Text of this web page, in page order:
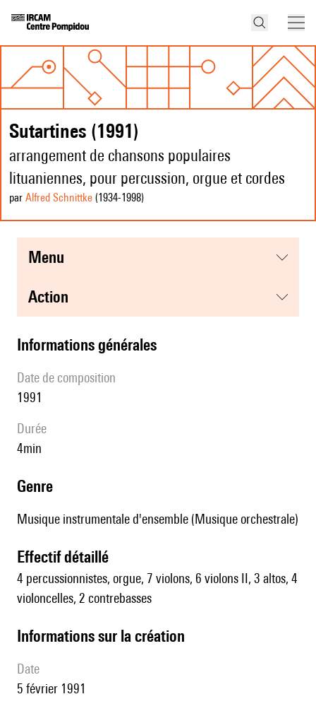
Sutartines (1991)
arrangement de chansons populaires
lituaniennes, pour percussion, orgue et cordes
par Alfred Schnittke (1934-1998)
menu
action
informations générales
date de composition
1991
durée
4min
genre
Musique instrumentale d'ensemble (Musique orchestrale)
effectif détaillé
4 percussionnistes, orgue, 7 violons, 6 violons II, 3 altos, 4
violoncelles, 2 contrebasses
informations sur la création
date
5 février 1991